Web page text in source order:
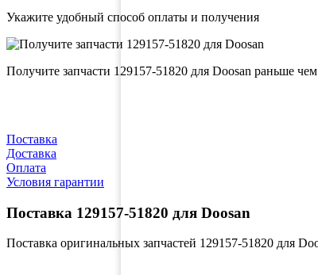
Укажите удобный способ оплаты и получения
Получите запчасти 129157-51820 для Doosan раньше
Поставка
Доставка
Оплата
Условия гарантии
Поставка 129157-51820 для Doosan
Поставка оригинальных запчастей 129157-51820 для